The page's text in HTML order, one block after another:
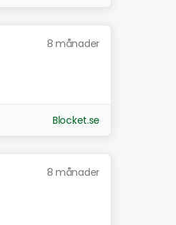
8 månader
Blocket.se
8 månader